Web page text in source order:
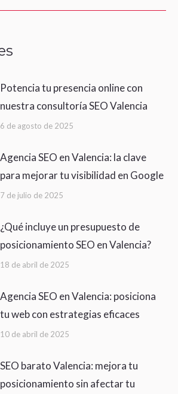
Potencia tu presencia online con
nuestra consultoría SEO Valencia
6 de agosto de 2025
Agencia SEO en Valencia: la clave
para mejorar tu visibilidad en Google
7 de julio de 2025
¿Qué incluye un presupuesto de
posicionamiento SEO en Valencia?
18 de abril de 2025
Agencia SEO en Valencia: posiciona
tu web con estrategias eficaces
10 de abril de 2025
SEO barato Valencia: mejora tu
posicionamiento sin afectar tu